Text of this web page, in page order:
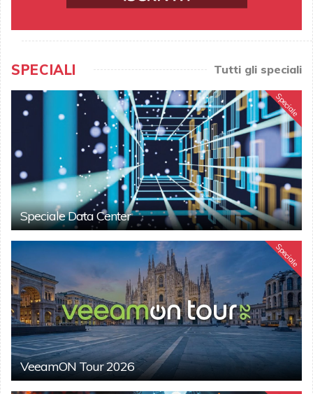
SPECIALI Tutti gli speciali
Speciale
Speciale Data Center
Speciale
VeeamON Tour 2026